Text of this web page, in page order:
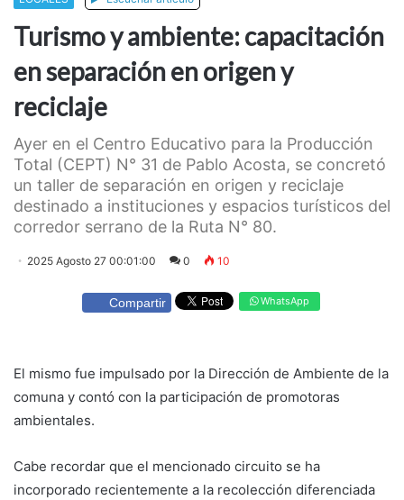
Turismo y ambiente: capacitación
en separación en origen y
reciclaje
Ayer en el Centro Educativo para la Producción
Total (CEPT) N° 31 de Pablo Acosta, se concretó
un taller de separación en origen y reciclaje
destinado a instituciones y espacios turísticos del
corredor serrano de la Ruta N° 80.
2025 Agosto 27 00:01:00 0 10
Compartir WhatsApp
El mismo fue impulsado por la Dirección de Ambiente de la
comuna y contó con la participación de promotoras
ambientales.
Cabe recordar que el mencionado circuito se ha
incorporado recientemente a la recolección diferenciada